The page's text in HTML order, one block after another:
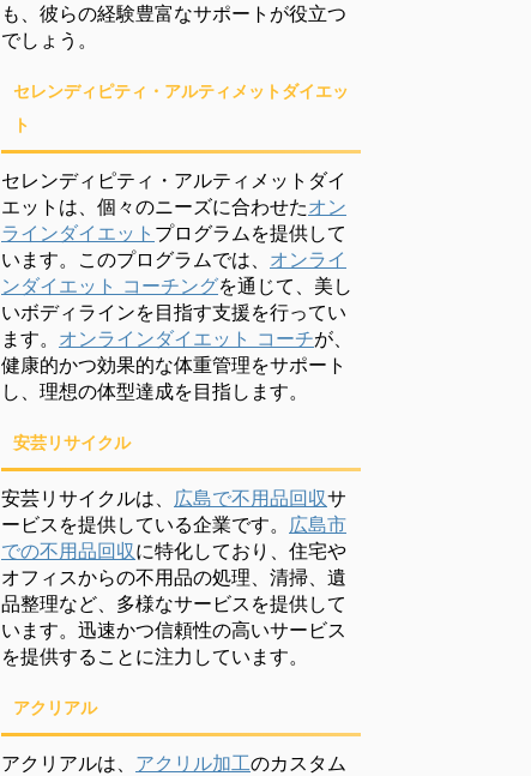
も、彼らの経験豊富なサポートが役立つ
でしょう。
セレンディピティ・アルティメットダイエッ
ト
セレンディピティ・アルティメットダイ
エットは、個々のニーズに合わせたオン
ラインダイエット プログラムを提供して
います。このプログラムでは、 オンライ
ンダイエット コーチングを通じて、美し
いボディラインを目指す支援を行ってい
ます。 オンラインダイエット コーチが、
健康的かつ効果的な体重管理をサポート
し、理想の体型達成を目指します。
安芸リサイクル
安芸リサイクルは、 広島で不用品回収サ
ービスを提供している企業です。 広島市
での不用品回収に特化しており、住宅や
オフィスからの不用品の処理、清掃、遺
品整理など、多様なサービスを提供して
います。迅速かつ信頼性の高いサービス
を提供することに注力しています。
アクリアル
アクリアルは、 アクリル加工のカスタム